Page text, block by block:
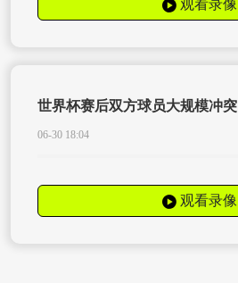
观看录像
世界杯赛后双方球员大规模冲突
06-30 18:04
观看录像